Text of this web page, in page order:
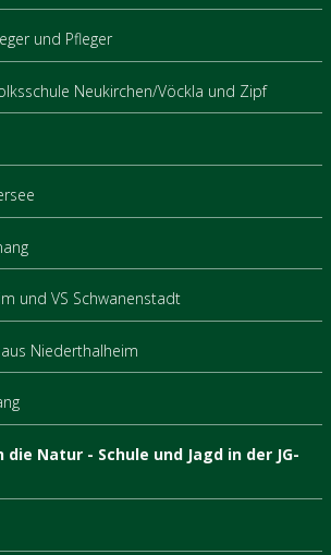
und Pfleger
Neukirchen/Vöckla und Zipf
und VS Schwanenstadt
Niederthalheim
die Natur - Schule und Jagd in der JG-